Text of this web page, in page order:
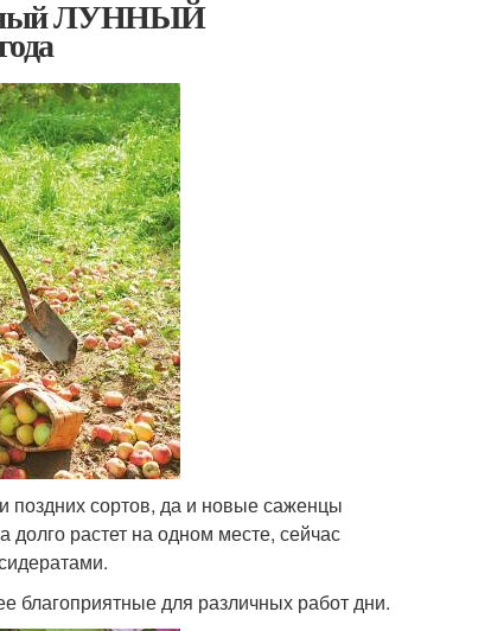
ЛУННЫЙ
поздних сортов, да и новые саженцы
долго растет на одном месте, сейчас
для различных работ дни.